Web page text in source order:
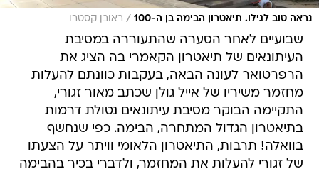
נראה טוב לגילו. תיאטרון הבימה בן ה-100 / ראובן קסטרו
שבועיים לאחר הסערה שהתעוררה במסיבת
העיתונאים של תיאטרון הקאמרי בה הציג את
הרפרטואר לעונה הבאה, בעקבות כוונתם להעלות
מחזמר משיריו של אייל גולן שכתב מאור זגורי,
התקיימה הבוקר מסיבת עיתונאים נטולת דרמות
בתיאטרון הגדול המתחרה, הבימה. כפי שנחשף
בוואלה! תרבות, התיאטרון הלאומי וויתר על הצעתו
של זגורי להעלות את המחזמר, ולדברי בכיר בהבימה